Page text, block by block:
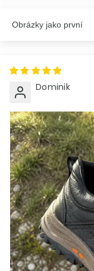
Sort By
Dominik